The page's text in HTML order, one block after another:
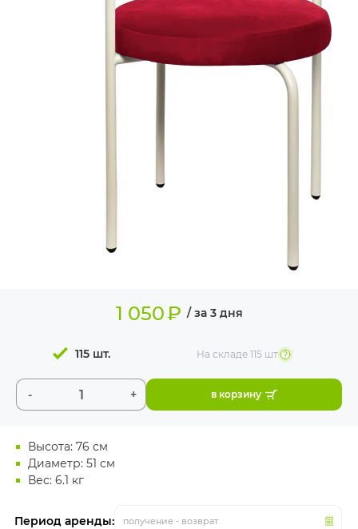
Высота: 76 см
Диаметр: 51 см
Вес: 6.1 кг
Период аренды: получение - возврат
1 050₽ / за 3 дня
- +
115 шт. На складе 115 шт
в корзину